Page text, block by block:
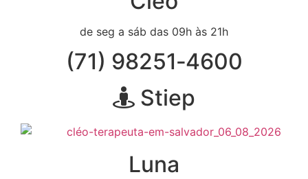
de seg a sáb das 09h às 21h
(71) 98251‑4600
Stiep
Luna